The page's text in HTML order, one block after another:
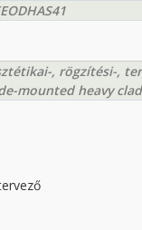
, rögzítési-,
mounted heavy